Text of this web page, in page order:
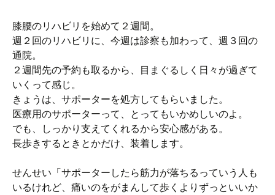
膝腰のリハビリを始めて２週間。
週２回のリハビリに、今週は診察も加わって、週３回の
通院。
２週間先の予約も取るから、目まぐるしく日々が過ぎて
いくって感じ。
きょうは、サポーターを処方してもらいました。
医療用のサポーターって、とってもいかめしいのよ。
でも、しっかり支えてくれるから安心感がある。
長歩きするときとかだけ、装着します。
せんせい「サポーターしたら筋力が落ちるっていう人も
いるけれど、痛いのをがまんして歩くよりずっといいか